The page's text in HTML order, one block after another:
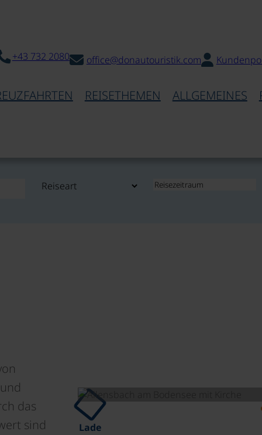
+43 732 2080 office@donautouristik.com
REISETHEMEN ALLGEMEINES
das
sind
Lade